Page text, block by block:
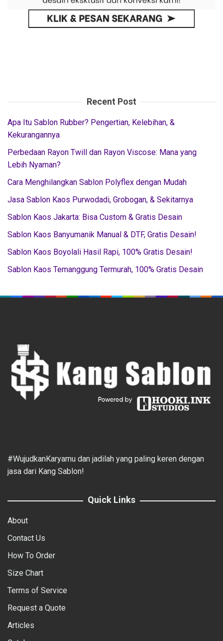
Recent Post
Apa Itu Sablon Rubber? Pengertian, Kelebihan, &
Kekurangannya
Perbedaan Rayon Twill dan Rayon Viscose: Mana yang
Lebih Nyaman?
Cara Menghilangkan Sablon Polyflex dengan Mudah
Jasa Sablon Kaos Purwodadi, Grobogan, & Sekitarnya
Sablon Kaos Jakarta: Bisa Custom & Gratis Desain
Sablon Kaos Banyumanik Manual & DTF, Gratis Desain!
Sablon Kaos Boyolali Hasil Rapi, 100% Gratis Desain!
Sablon Kaos Temanggung Termurah, 100% Gratis Desain
#WujudkanKaryamu dan jadilah yang paling keren dengan
jasa dari Kang Sablon!
Quick Links
About
Contact Us
How To Order
Size Chart
Terms of Service
Request a Quote
Articles